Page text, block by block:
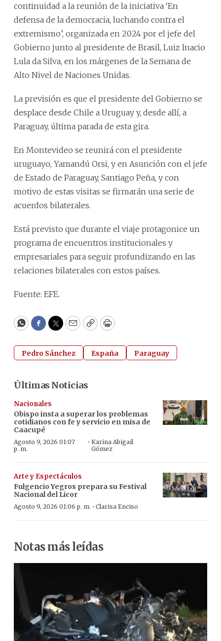
continuidad a la reunión de la iniciativa ‘En
defensa de la democracia, luchando contra el
extremismo’, organizada en 2024 por el jefe del
Gobierno junto al presidente de Brasil, Luiz Inacio
Lula da Silva, en los márgenes de la Semana de
Alto Nivel de Naciones Unidas.
La previsión es que el presidente del Gobierno se
desplace desde Chile a Uruguay y, desde allí, a
Paraguay, última parada de esta gira.
En Montevideo se reunirá con el presidente
uruguayo, Yamandú Orsi, y en Asunción con el jefe
de Estado de Paraguay, Santiago Peña, y con
motivo de estas visitas se firmarán una serie de
acuerdos bilaterales.
Está previsto que durante el viaje protagonice un
programa de encuentros institucionales y
empresariales para seguir profundizando en las
relaciones bilaterales con estos países.
Fuente: EFE.
WhatsApp
Facebook
Twitter
EmailCopyPrint
Pedro Sánchez España Paraguay
Últimas Noticias
Nacionales
Obispo insta a superar los problemas
cotidianos con fe y servicio en misa de
Caacupé
Agosto 9, 2026 01:07
p. m.
·Karina Abigail
Gómez
Arte y Espectáculos
Fulgencio Yegros prepara su Festival
Nacional del Licor
Agosto 9, 2026 01:06 p. m. · Clarisa Enciso
Notas más leídas